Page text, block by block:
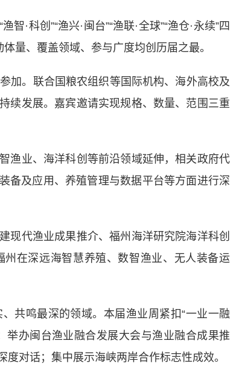
科创”“渔兴·闽台”“渔联·全球”“渔仓·永续”四
量、覆盖领域、参与广度均创历届之最。
。联合国粮农组织等国际机构、海外高校及
续发展。嘉宾邀请实现规格、数量、范围三重
业、海洋科创等前沿领域延伸，相关政府代
备及应用、养殖管理与数据平台等方面进行深
代渔业成果推介、福州海洋研究院海洋科创
在深远海智慧养殖、数智渔业、无人装备运
鸣最深的领域。本届渔业周紧扣“一业一融
举办闽台渔业融合发展大会与渔业融合成果推
对话；集中展示海峡两岸合作标志性成效。